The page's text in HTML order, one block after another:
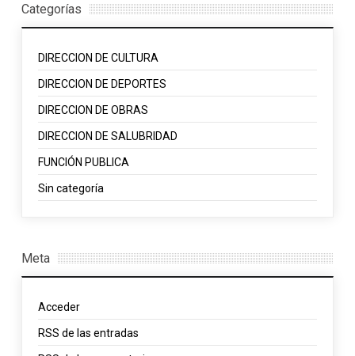
Categorías
DIRECCION DE CULTURA
DIRECCION DE DEPORTES
DIRECCION DE OBRAS
DIRECCION DE SALUBRIDAD
FUNCIÓN PUBLICA
Sin categoría
Meta
Acceder
RSS de las entradas